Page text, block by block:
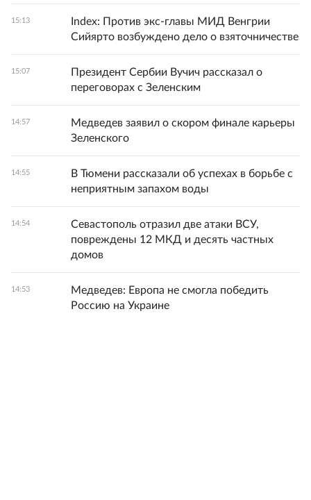
15:13
Index: Против экс-главы МИД Венгрии
Сийярто возбуждено дело о взяточничестве
15:07
Президент Сербии Вучич рассказал о
переговорах с Зеленским
14:57
Медведев заявил о скором финале карьеры
Зеленского
14:55
В Тюмени рассказали об успехах в борьбе с
неприятным запахом воды
14:54
Севастополь отразил две атаки ВСУ,
повреждены 12 МКД и десять частных
домов
14:53
Медведев: Европа не смогла победить
Россию на Украине